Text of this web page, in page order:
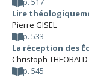
Lire
Pierre GISEL
p. 533
La réception des
Christoph THEOBALD
p. 545